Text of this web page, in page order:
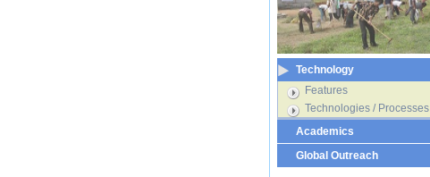
Technology
Features
Technologies / Processes
Academics
Global Outreach